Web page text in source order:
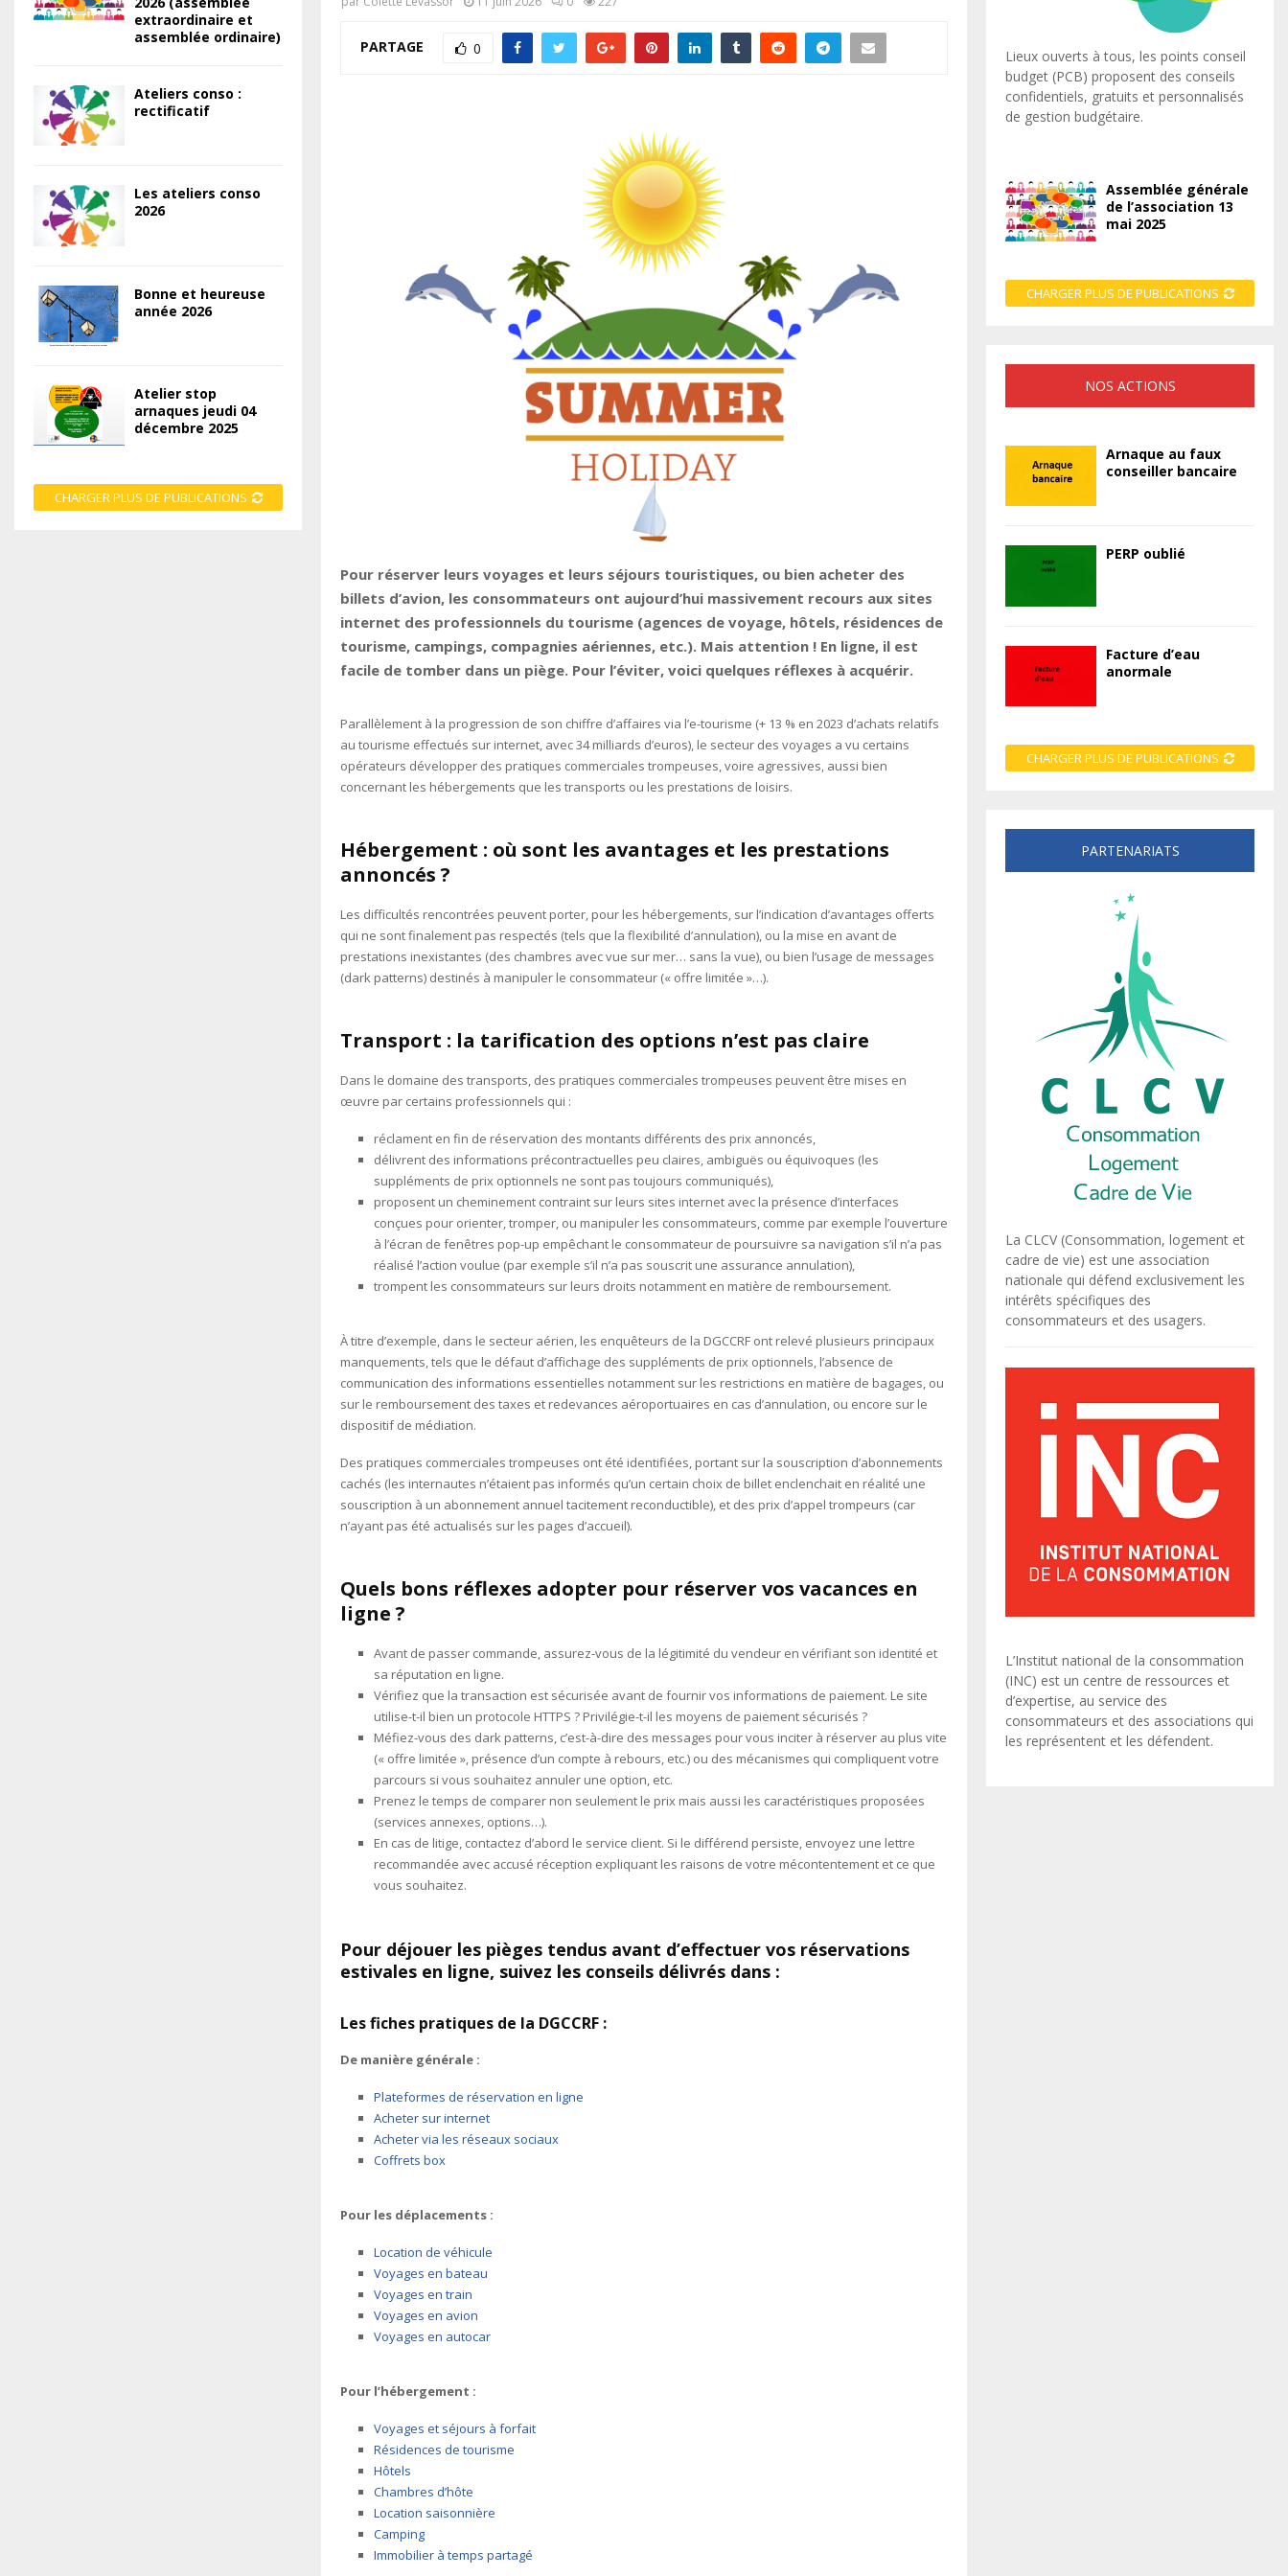
PARTAGE 0
Pour réserver leurs voyages et leurs séjours touristiques, ou bien acheter des
billets d’avion, les consommateurs ont aujourd’hui massivement recours aux sites
internet des professionnels du tourisme (agences de voyage, hôtels, résidences de
tourisme, campings, compagnies aériennes, etc.). Mais attention ! En ligne, il est
facile de tomber dans un piège. Pour l’éviter, voici quelques réflexes à acquérir.
Parallèlement à la progression de son chiffre d’affaires via l’e-tourisme (+ 13 % en 2023 d’achats relatifs
au tourisme effectués sur internet, avec 34 milliards d’euros), le secteur des voyages a vu certains
opérateurs développer des pratiques commerciales trompeuses, voire agressives, aussi bien
concernant les hébergements que les transports ou les prestations de loisirs.
Hébergement : où sont les avantages et les prestations
annoncés ?
Les difficultés rencontrées peuvent porter, pour les hébergements, sur l’indication d’avantages offerts
qui ne sont finalement pas respectés (tels que la flexibilité d’annulation), ou la mise en avant de
prestations inexistantes (des chambres avec vue sur mer… sans la vue), ou bien l’usage de messages
(dark patterns) destinés à manipuler le consommateur (« offre limitée »…).
Transport : la tarification des options n’est pas claire
Dans le domaine des transports, des pratiques commerciales trompeuses peuvent être mises en
œuvre par certains professionnels qui :
réclament en fin de réservation des montants différents des prix annoncés,
délivrent des informations précontractuelles peu claires, ambiguës ou équivoques (les
suppléments de prix optionnels ne sont pas toujours communiqués),
proposent un cheminement contraint sur leurs sites internet avec la présence d’interfaces
conçues pour orienter, tromper, ou manipuler les consommateurs, comme par exemple l’ouverture
à l’écran de fenêtres pop-up empêchant le consommateur de poursuivre sa navigation s’il n’a pas
réalisé l’action voulue (par exemple s’il n’a pas souscrit une assurance annulation),
trompent les consommateurs sur leurs droits notamment en matière de remboursement.
À titre d’exemple, dans le secteur aérien, les enquêteurs de la DGCCRF ont relevé plusieurs principaux
manquements, tels que le défaut d’affichage des suppléments de prix optionnels, l’absence de
communication des informations essentielles notamment sur les restrictions en matière de bagages, ou
sur le remboursement des taxes et redevances aéroportuaires en cas d’annulation, ou encore sur le
dispositif de médiation.
Des pratiques commerciales trompeuses ont été identifiées, portant sur la souscription d’abonnements
cachés (les internautes n’étaient pas informés qu’un certain choix de billet enclenchait en réalité une
souscription à un abonnement annuel tacitement reconductible), et des prix d’appel trompeurs (car
n’ayant pas été actualisés sur les pages d’accueil).
Quels bons réflexes adopter pour réserver vos vacances en
ligne ?
Avant de passer commande, assurez-vous de la légitimité du vendeur en vérifiant son identité et
sa réputation en ligne.
Vérifiez que la transaction est sécurisée avant de fournir vos informations de paiement. Le site
utilise-t-il bien un protocole HTTPS ? Privilégie-t-il les moyens de paiement sécurisés ?
Méfiez-vous des dark patterns, c’est-à-dire des messages pour vous inciter à réserver au plus vite
(« offre limitée », présence d’un compte à rebours, etc.) ou des mécanismes qui compliquent votre
parcours si vous souhaitez annuler une option, etc.
Prenez le temps de comparer non seulement le prix mais aussi les caractéristiques proposées
(services annexes, options…).
En cas de litige, contactez d’abord le service client. Si le différend persiste, envoyez une lettre
recommandée avec accusé réception expliquant les raisons de votre mécontentement et ce que
vous souhaitez.
Pour déjouer les pièges tendus avant d’effectuer vos réservations
estivales en ligne, suivez les conseils délivrés dans :
Les fiches pratiques de la DGCCRF :
De manière générale :
Plateformes de réservation en ligne
Acheter sur internet
Acheter via les réseaux sociaux
Coffrets box
Pour les déplacements :
Location de véhicule
Voyages en bateau
Voyages en train
Voyages en avion
Voyages en autocar
Pour l’hébergement :
Voyages et séjours à forfait
Résidences de tourisme
Hôtels
Chambres d’hôte
Location saisonnière
Camping
Immobilier à temps partagé
extraordinaire et
assemblée ordinaire)
Ateliers conso :
rectificatif
Les ateliers conso
2026
Bonne et heureuse
année 2026
Atelier stop
arnaques jeudi 04
décembre 2025
CHARGER PLUS DE PUBLICATIONS
Lieux ouverts à tous, les points conseil
budget (PCB) proposent des conseils
confidentiels, gratuits et personnalisés
de gestion budgétaire.
Assemblée générale
de l’association 13
mai 2025
CHARGER PLUS DE PUBLICATIONS
NOS ACTIONS
Arnaque au faux
conseiller bancaire
PERP oublié
Facture d’eau
anormale
CHARGER PLUS DE PUBLICATIONS
PARTENARIATS
La CLCV (Consommation, logement et
cadre de vie) est une association
nationale qui défend exclusivement les
intérêts spécifiques des
consommateurs et des usagers.
L’Institut national de la consommation
(INC) est un centre de ressources et
d’expertise, au service des
consommateurs et des associations qui
les représentent et les défendent.